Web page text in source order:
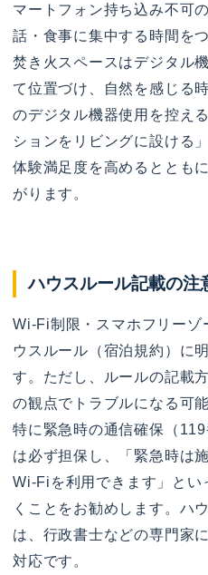
マートフォン持ち込み不可
話・食事に集中する時間を
焚き火スペースはデジタル
て位置づけ、自然を感じる
のデジタル機器使用を控え
ションをリビングに設ける
体験満足度を高めるととも
がります。
ハウスルール記載の注
Wi-Fi制限・スマホフリーゾ
ウスルール（宿泊規約）に
す。ただし、ルールの記載
の観点でトラブルになる可
特に緊急時の通信確保（
は必ず担保し、「緊急時は
Wi-Fiを利用できます」とい
くことをお勧めします。ハ
は、行政書士などの専門家
対応です。